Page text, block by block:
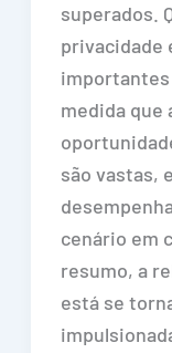
superados.
privacidade
medida que
são vastas,
cenário em
resumo, a
está se